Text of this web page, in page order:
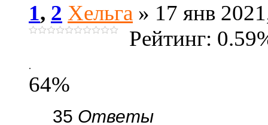
1, 2 Хельга » 17 янв
Рейтинг:
.
64%
35 Ответы